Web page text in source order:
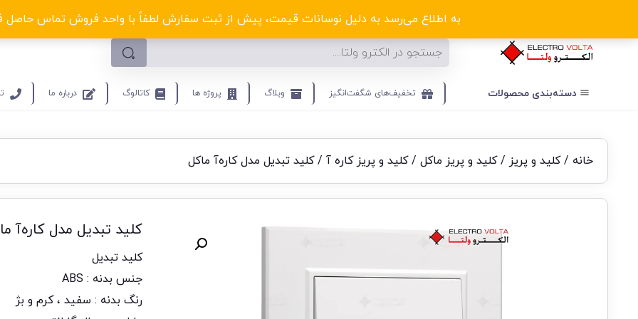
به اطلاع می‌رسد به دلیل نوسانات قیمت، پیش از ثبت سفارش لطفاً با واحد فروش تماس حاصل
الکترو ولتا با تخفیف‌های شگفت‌انگیز! کلیک کنید
دسته‌بندی‌ محصولات تخفیف‌های شگفت‌انگیز وبلاگ پروژه ها کاتالوگ درباره ما
خانه /کلید و پریز /کلید و پریز ماکل /کلید و پریز کاره آ / کلید تبدیل مدل کاره‌آ ماکل
کلید تبدیل مدل کاره‌آ
کلید تبدیل
جنس بدنه : ABS
رنگ بدنه : سفید ، کرم و بژ